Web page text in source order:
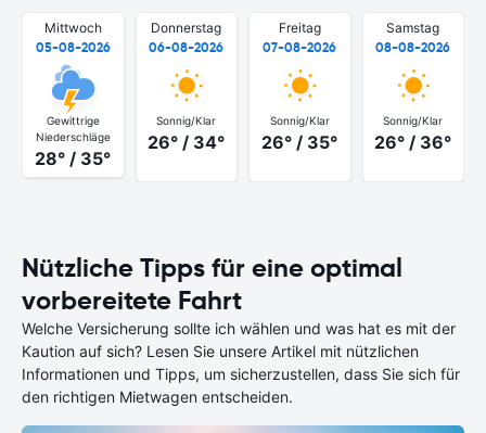
Mittwoch
05-08-2026
Gewittrige
Niederschläge
28° / 35°
Donnerstag
06-08-2026
Sonnig/Klar
26° / 34°
Freitag
07-08-2026
Sonnig/Klar
26° / 35°
Samstag
08-08-2026
Sonnig/Klar
26° / 36°
Nützliche Tipps für eine optimal
vorbereitete Fahrt
Welche Versicherung sollte ich wählen und was hat es mit der
Kaution auf sich? Lesen Sie unsere Artikel mit nützlichen
Informationen und Tipps, um sicherzustellen, dass Sie sich für
den richtigen Mietwagen entscheiden.